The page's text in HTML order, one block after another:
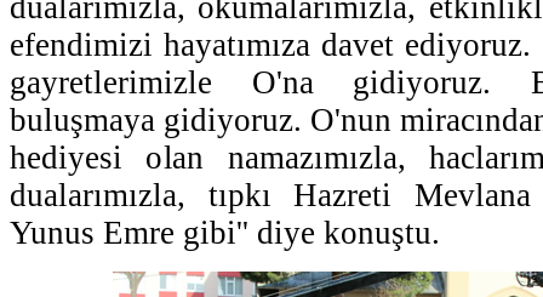
efendimizi hayatımıza davet
gayretlerimizle O'na gidiyoruz.
buluşmaya gidiyoruz. O'nun
hediyesi olan namazımızla,
dualarımızla, tıpkı Hazreti
Yunus Emre gibi'' diye konuştu.